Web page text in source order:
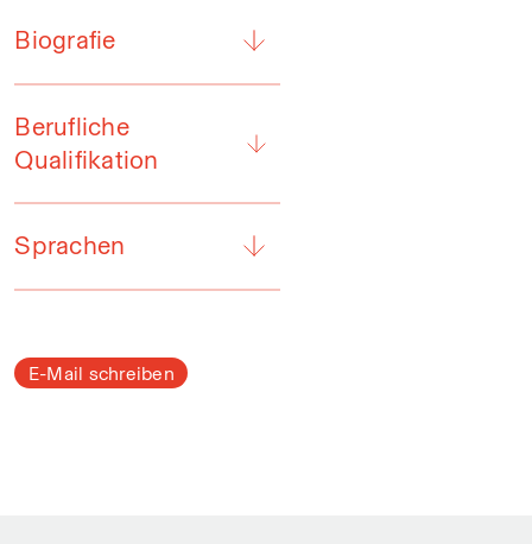
Biografie
Berufliche
Qualifikation
Sprachen
E-Mail schreiben